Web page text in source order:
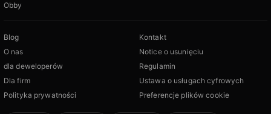
Obby
Blog
O nas
dla deweloperów
Dla firm
Polityka prywatności
Kontakt
Notice o usunięciu
Regulamin
Ustawa o usługach cyfrowych
Preferencje plików cookie